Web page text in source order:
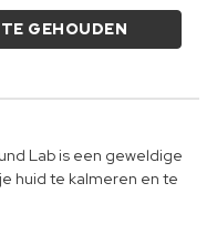
GEHOUDEN
Lab is een geweldige
huid te kalmeren en te